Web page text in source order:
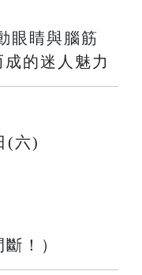
眼睛與腦筋
的迷人魅力
(六)
！）